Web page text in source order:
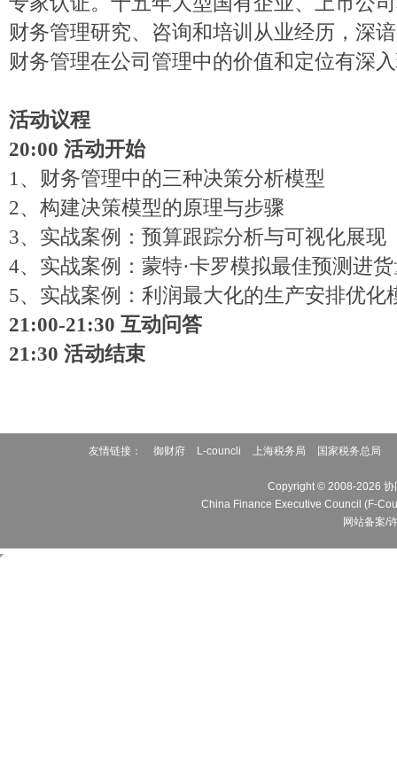
财务管理研究、咨询和培训从业经历，深
财务管理在公司管理中的价值和定位有深
活动议程
20:00 活动开始
1、财务管理中的三种决策分析模型
2、构建决策模型的原理与步骤
3、实战案例：预算跟踪分析与可视化展现
4、实战案例：蒙特·卡罗模拟最佳预测进
5、实战案例：利润最大化的生产安排优化
21:00-21:30 互动问答
21:30 活动结束
友情链接： 御财府 L-councli 上海税务局 国家税务总局
Copyright © 2008-2026 协
China Finance Executive Council (F-
网站备案/